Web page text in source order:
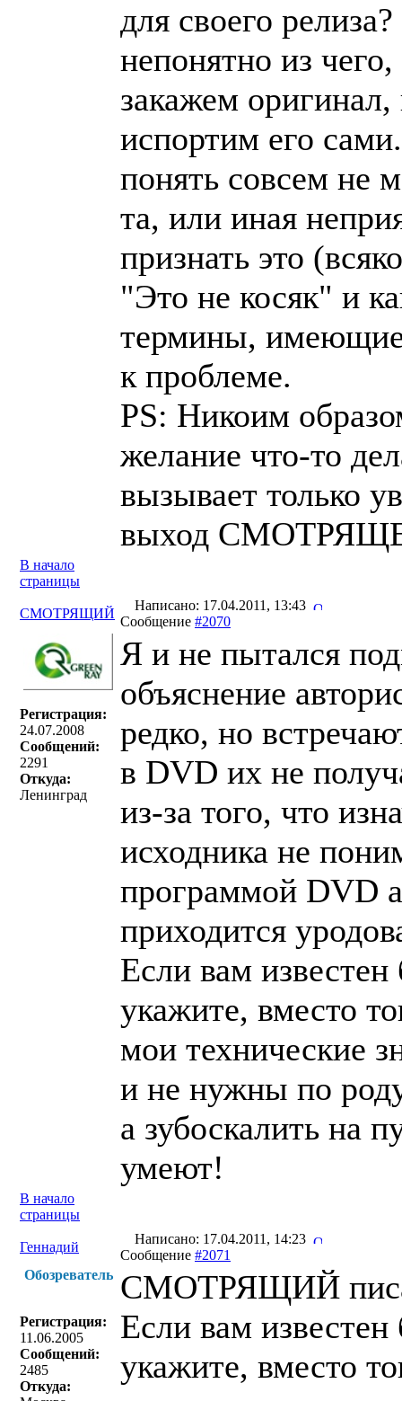
для своего
непонятно из
закажем
испортим его
понять совсем не
та, или иная
признать это
"Это не косяк" и
термины, имеющие
к проблеме.
PS: Никоим
желание что-то
вызывает только
выход
В начало
страницы
СМОТРЯЩИЙ
Написано: 17.04.2011, 13:43
Сообщение #2070
Регистрация:
24.07.2008
Сообщений:
2291
Откуда:
Ленинград
Я и не пытался
объяснение
редко, но
в DVD их не
из-за того, что
исходника не
программой DVD
приходится
Если вам
укажите, вместо
мои технические
и не нужны по
а зубоскалить на
умеют!
В начало
страницы
Геннадий
Написано: 17.04.2011, 14:23
Сообщение #2071
Обозреватель
Регистрация:
11.06.2005
Сообщений:
2485
Откуда:
СМОТРЯЩИЙ
Если вам
укажите, вместо